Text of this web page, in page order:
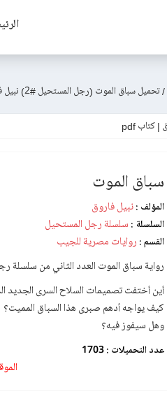
/تحميل سباق الموت (رجل المستحيل #2) نبيل فاروق
سباق الموت
المؤلف :نبيل فاروق
السلسلة : سلسلة رجل المستحيل
القسم : روايات مصرية للجيب
رواية سباق الموت العدد الثاني من سلسلة رجل المستحيل #2
أين أختفت تصميمات السلاح السرى الجديد
كيف يواجه أدهم صبرى هذا السباق المميت؟
وهل سيفوز فيه؟
عدد التحميلات :1703